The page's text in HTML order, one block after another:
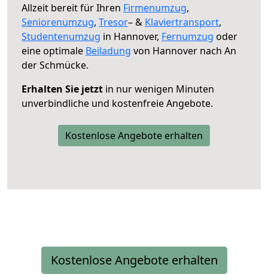
Allzeit bereit für Ihren Firmenumzug,
Seniorenumzug, Tresor– & Klaviertransport,
Studentenumzug in Hannover, Fernumzug oder
eine optimale Beiladung von Hannover nach An
der Schmücke.
Erhalten Sie jetzt in nur wenigen Minuten
unverbindliche und kostenfreie Angebote.
Kostenlose Angebote erhalten
Kostenlose Angebote erhalten